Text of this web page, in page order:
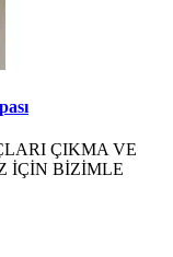
ÇIKMA VE
İÇİN BİZİMLE